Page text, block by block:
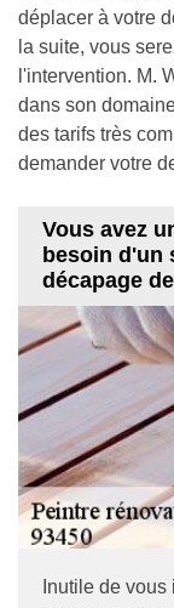
déplacer à votre
la suite, vous
l'intervention. M.
dans son
des tarifs très
demander votre
Vous avez
besoin d'un
décapage
Inutile de